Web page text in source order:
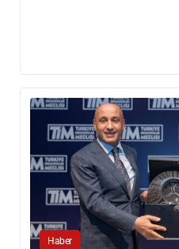
Haber